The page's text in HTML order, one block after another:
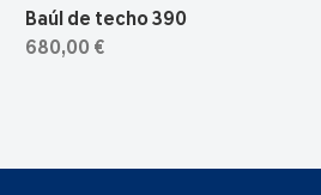
Baúl de techo 390
680,00 €